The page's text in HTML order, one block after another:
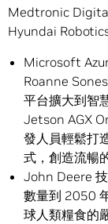
Medtronic
Hyundai
Microsoft
Roanne
平台擴大到智
Jetson AGX
發人員輕鬆打
式，創造流暢
John Deere
數量到 2050
球人類糧食的